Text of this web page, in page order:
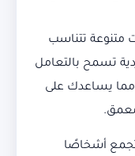
متنوعة تتناسب
تسمح بالتعامل
مما يساعدك على
تجمع أشخاصًا